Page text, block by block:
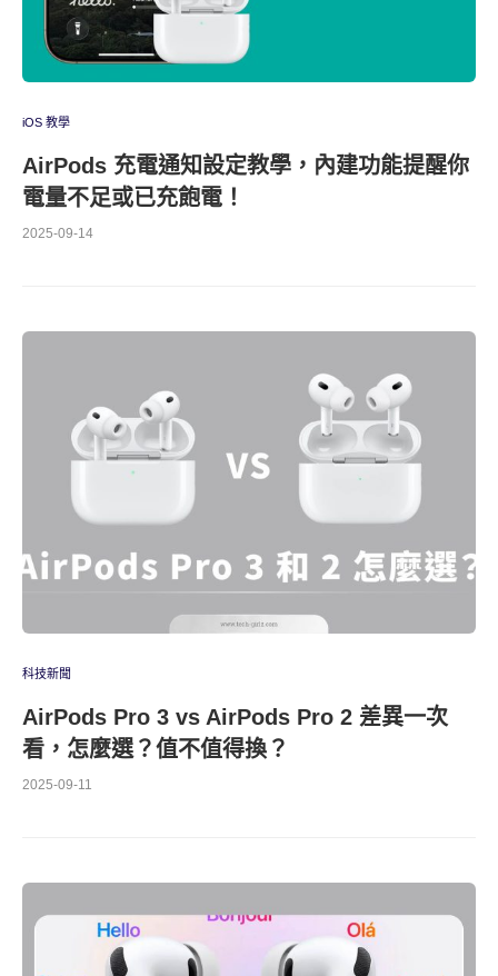
iOS 教學
AirPods 充電通知設定教學，內建功能提醒你
電量不足或已充飽電！
2025-09-14
科技新聞
AirPods Pro 3 vs AirPods Pro 2 差異一次
看，怎麼選？值不值得換？
2025-09-11